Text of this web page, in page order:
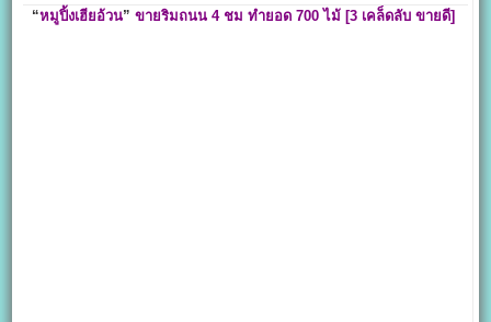
“หมูปิ้งเฮียอ้วน”ขายริมถนน 4 ชม ทำยอด 700ไม้ [3 เคล็ดลับ ขายดี]